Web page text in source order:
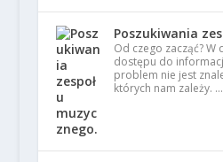
Poszukiwania
Od czego zacząć?
dostępu do
problem nie jest
których nam zależy. …